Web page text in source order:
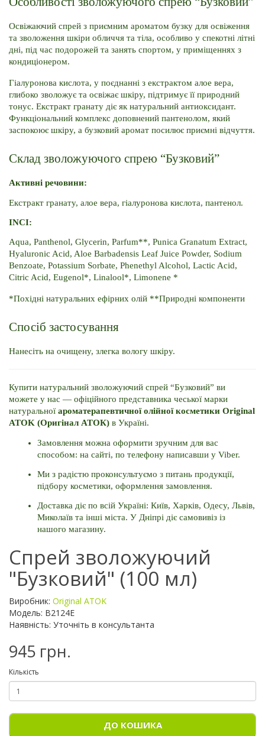
Освіжаючий спрей з приємним ароматом бузку для освіження
та зволоження шкіри обличчя та тіла, особливо у спекотні літні
дні, під час подорожей та занять спортом, у приміщеннях з
кондиціонером.
Гіалуронова кислота, у поєднанні з екстрактом алое вера,
глибоко зволожує та освіжає шкіру, підтримує її природний
тонус. Екстракт гранату діє як натуральний антиоксидант.
Функціональний комплекс доповнений пантенолом, який
заспокоює шкіру, а бузковий аромат посилює приємні відчуття.
Склад зволожуючого спрею “Бузковий”
Активні речовини:
Екстракт гранату, алое вера, гіалуронова кислота, пантенол.
INCI:
Aqua, Panthenol, Glycerin, Parfum**, Punica Granatum Extract,
Hyaluronic Acid, Aloe Barbadensis Leaf Juice Powder, Sodium
Benzoate, Potassium Sorbate, Phenethyl Alcohol, Lactic Acid,
Citric Acid, Eugenol*, Linalool*, Limonene *
*Похідні натуральних ефірних олій **Природні компоненти
Спосіб застосування
Нанесіть на очищену, злегка вологу шкіру.
Купити натуральний зволожуючий спрей “Бузковий” ви
можете у нас — офіційного представника чеської марки
натуральної ароматерапевтичної олійної косметики Original
ATOK (Оригінал АТОК) в Україні.
Замовлення можна оформити зручним для вас
способом: на сайті, по телефону написавши у Viber.
Ми з радістю проконсультуємо з питань продукції,
підбору косметики, оформлення замовлення.
Доставка діє по всій Україні: Київ, Харків, Одесу, Львів,
Миколаїв та інші міста. У Дніпрі діє самовивіз із
нашого магазину.
Спрей зволожуючий
"Бузковий" (100 мл)
Виробник: Original ATOK
Модель: B2124E
Наявність: Уточніть в консультанта
945 грн.
Кількість
ДО КОШИКА